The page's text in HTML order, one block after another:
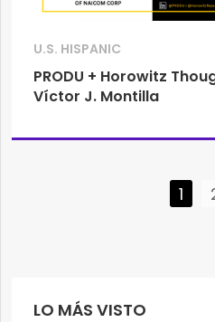
LO MÁS VISTO
U.S. HISPANIC
PRODU + Horowitz
Víctor J. Montilla
1